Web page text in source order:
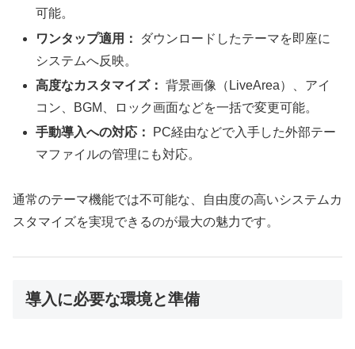
可能。
ワンタップ適用：
ダウンロードしたテーマを即座に
システムへ反映。
高度なカスタマイズ： 背景画像（LiveArea）、アイ
コン、BGM、ロック画面などを一括で変更可能。
手動導入への対応：
PC経由などで入手した外部テー
マファイルの管理にも対応。
通常のテーマ機能では不可能な、自由度の高いシステムカ
スタマイズを実現できるのが最大の魅力です。
導入に必要な環境と準備